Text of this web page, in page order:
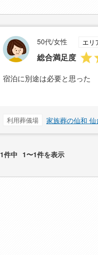
50代/女性 エリ
総合満足度
宿泊に別途は必要と思った
利用葬儀場 家族葬の仙和
1件中 1〜1件を表示